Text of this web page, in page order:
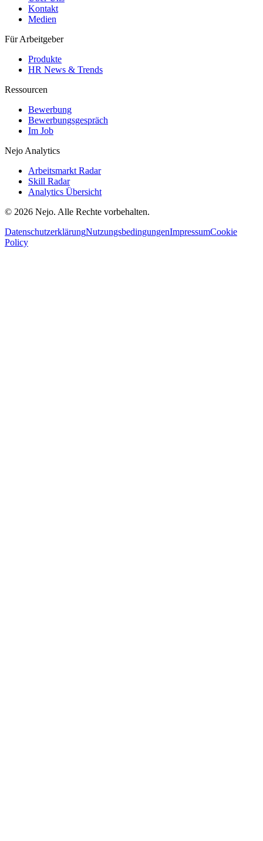
Kontakt
Medien
Für Arbeitgeber
Produkte
HR News & Trends
Ressourcen
Bewerbung
Bewerbungsgespräch
Im Job
Nejo Analytics
Arbeitsmarkt Radar
Skill Radar
Analytics Übersicht
© 2026 Nejo. Alle Rechte vorbehalten.
DatenschutzerklärungNutzungsbedingungenImpressumCookie
Policy